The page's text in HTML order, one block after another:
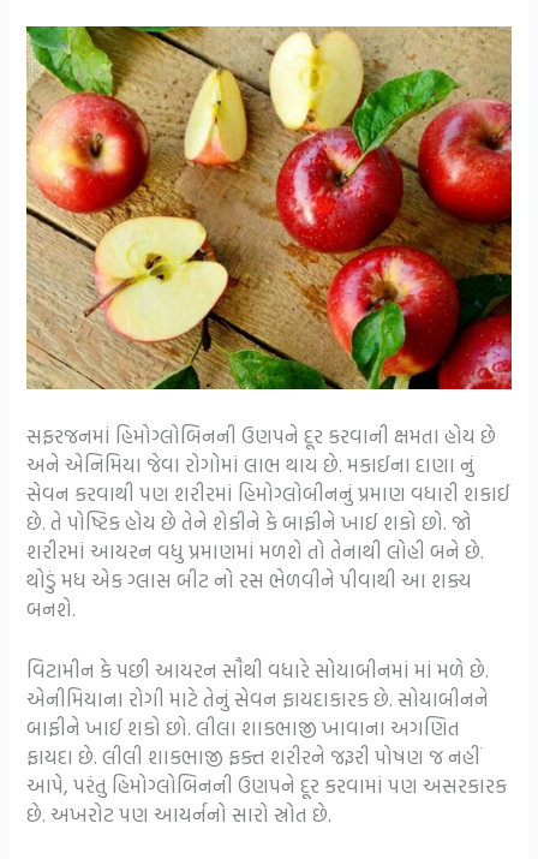
સફરજનમાં હિમોગ્લોબિનની ઉણપને દૂર કરવાની ક્ષમતા હોય છે
અને એનિમિયા જેવા રોગોમાં લાભ થાય છે. મકાઈના દાણા નું
સેવન કરવાથી પણ શરીરમાં હિમોગ્લોબીનનું પ્રમાણ વધારી શકાઈ
છે. તે પોષ્ટિક હોય છે તેને શેકીને કે બાફીને ખાઈ શકો છો. જો
શરીરમાં આયરન વધુ પ્રમાણમાં મળશે તો તેનાથી લોહી બને છે.
થોડું મધ એક ગ્લાસ બીટ નો રસ ભેળવીને પીવાથી આ શક્ય
બનશે.
વિટામીન કે પછી આયરન સૌથી વધારે સોયાબીનમાં માં મળે છે.
એનીમિયાના રોગી માટે તેનું સેવન ફાયદાકારક છે. સોયાબીનને
બાફીને ખાઈ શકો છો. લીલા શાકભાજી ખાવાના અગણિત
ફાયદા છે. લીલી શાકભાજી ફક્ત શરીરને જરૂરી પોષણ જ નહીં
આપે, પરંતુ હિમોગ્લોબિનની ઉણપને દૂર કરવામાં પણ અસરકારક
છે. અખરોટ પણ આયર્નનો સારો સ્રોત છે.